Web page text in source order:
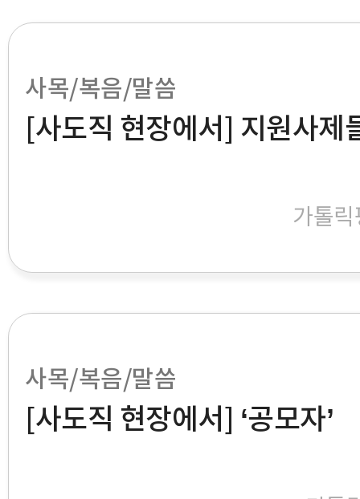
사목/복음/말씀
[사도직 현장에서] 지원사제
가톨
사목/복음/말씀
[사도직 현장에서] ‘공모자’